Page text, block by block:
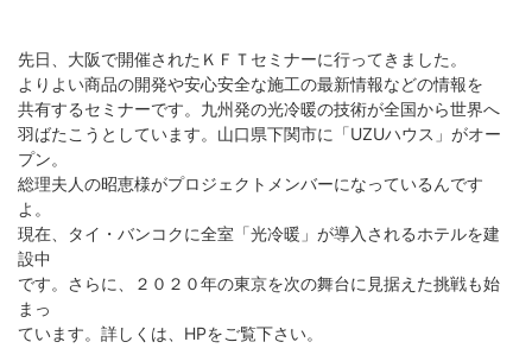
先日、大阪で開催されたＫＦＴセミナーに行ってきました。
よりよい商品の開発や安心安全な施工の最新情報などの情報を
共有するセミナーです。九州発の光冷暖の技術が全国から世界へ
羽ばたこうとしています。山口県下関市に「UZUハウス」がオー
プン。
総理夫人の昭恵様がプロジェクトメンバーになっているんです
よ。
現在、タイ・バンコクに全室「光冷暖」が導入されるホテルを建
設中
です。さらに、２０２０年の東京を次の舞台に見据えた挑戦も始
まっ
ています。詳しくは、HPをご覧下さい。